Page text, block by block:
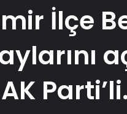
İlçe
AK